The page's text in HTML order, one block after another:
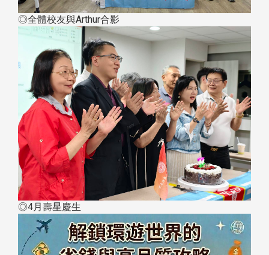
◎全體校友與Arthur合影
◎4月壽星慶生